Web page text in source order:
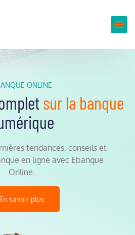
ONLINE
sur la banque
tendances, conseils et
en ligne avec Ebanque
Online.
En savoir plus